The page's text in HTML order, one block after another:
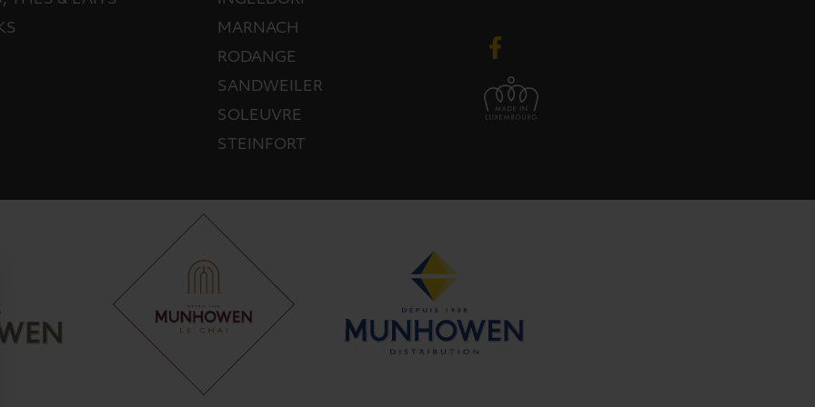
MARNACH
RODANGE
SANDWEILER
SOLEUVRE
STEINFORT